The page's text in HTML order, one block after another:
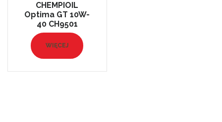
CHEMPIOIL
Optima GT 10W-
40 CH9501
WIĘCEJ